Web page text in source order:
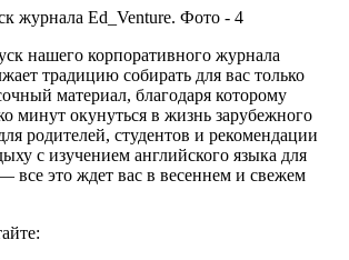
нашего корпоративного журнала
традицию собирать для вас только
материал, благодаря которому
минут окунуться в жизнь зарубежного
родителей, студентов и рекомендации
с изучением английского языка для
все это ждет вас в весеннем и свежем